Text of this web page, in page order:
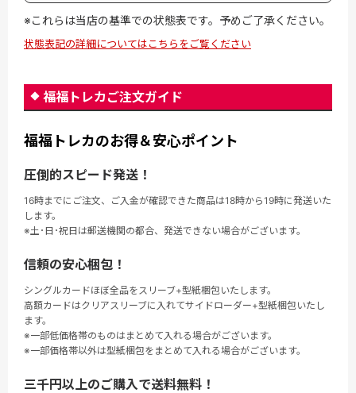
※これらは当店の基準での状態表です。予めご了承ください。
状態表記の詳細についてはこちらをご覧ください
福福トレカご注文ガイド
福福トレカのお得＆安心ポイント
圧倒的スピード発送！
16時までにご注文、ご入金が確認できた商品は18時から19時に発送いた
します。
※土･日･祝日は郵送機関の都合、発送できない場合がございます。
信頼の安心梱包！
シングルカードほぼ全品をスリーブ+型紙梱包いたします。
高額カードはクリアスリーブに入れてサイドローダー+型紙梱包いたし
ます。
※一部低価格帯のものはまとめて入れる場合がございます。
※一部価格帯以外は型紙梱包をまとめて入れる場合がございます。
三千円以上のご購入で送料無料！